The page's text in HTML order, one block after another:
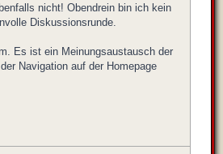
nicht! Obendrein bin ich kein
Diskussionsrunde.
Es ist ein Meinungsaustausch der
Navigation auf der Homepage